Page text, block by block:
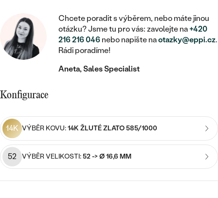
S VÝPLNÍ
SVATEBNÍ SETY
CENOVĚ DOSTUPNÉ
LUXUSNÍ
ZAČÍT S LAB-GROWN DIAMANTEM
ZAČÍT S BAREVNÝM DIAMANTEM
DLE DRAHOKAMU
DIAMANT
MOISSANIT
BAREVNÝ DIAMANT
ČERNÝ DIAMANT
DĚTSKÉ ŠPERKY
BROŽE
DOPLŇKY
DLE MATERIÁLU
ZLATO
STŘÍBRO
PLATINA
PIERCING
DLE KAMENE
S PERLAMI
DLE CENY
CENOVĚ DOSTUPNÉ
MEDAILONKY
ŘETÍZKY
VE TVARU SRDCE
DLE DRAHOKAMU
S DIAMANTY
S DRAHOKAMY
S PERLAMI
STATEMENT
PEČETNÍ
PERSONALIZOVANÉ
DLE DRAHOKAMU
S DIAMANTY
S DRAHOKAMY
S PERLAMI
Chcete poradit s výběrem, nebo máte jinou
otázku? Jsme tu pro vás: zavolejte na+420
216 216 046 nebo napište naotazky@eppi.cz.
Rádi poradíme!
Aneta, Sales Specialist
Konfigurace
14K VÝBĚR KOVU:14K ŽLUTÉ ZLATO 585/1000
52 VÝBĚR VELIKOSTI:52 -> Ø 16,6 MM